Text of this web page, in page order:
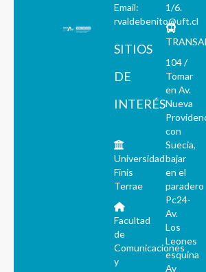
Email:
rvaldebenito@uft.cl
SITIOS
DE
INTERÉS
Universidad
Finis
Terrae
Facultad
de
Comunicaciones
y
1/6.
104 /
Tomar
en Av.
Nueva
con
Suecia,
bajar
en el
paradero
Pc24-
Av.
Los
Leones
esquina
Av